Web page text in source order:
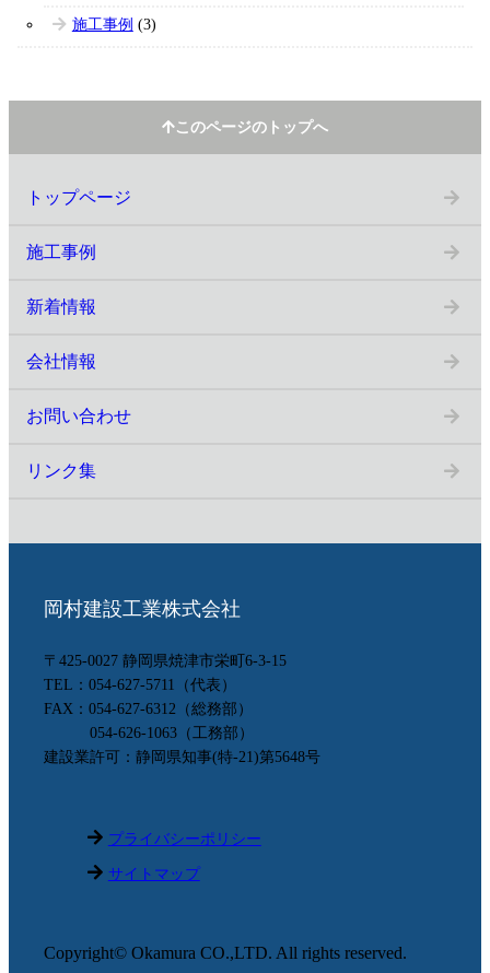
施工事例 (3)
トップページ
施工事例
新着情報
会社情報
お問い合わせ
リンク集
〒425-0027 静岡県焼津市栄町6-3-15
TEL：054-627-5711（代表）
FAX：054-627-6312（総務部）
054-626-1063（工務部）
建設業許可：静岡県知事(特-21)第5648号
プライバシーポリシー
サイトマップ